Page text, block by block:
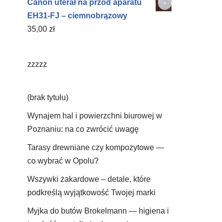
Canon uterał na przód aparatu
EH31-FJ – ciemnobrązowy
35,00 zł
zzzzz
(brak tytułu)
Wynajem hal i powierzchni biurowej w
Poznaniu: na co zwrócić uwagę
Tarasy drewniane czy kompozytowe —
co wybrać w Opolu?
Wszywki żakardowe – detale, które
podkreślą wyjątkowość Twojej marki
Myjka do butów Brokelmann — higiena i